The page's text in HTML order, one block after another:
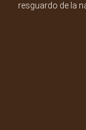
resguardo de la